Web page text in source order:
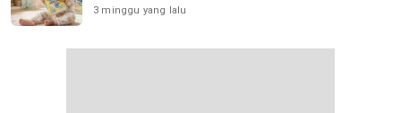
3 minggu yang lalu